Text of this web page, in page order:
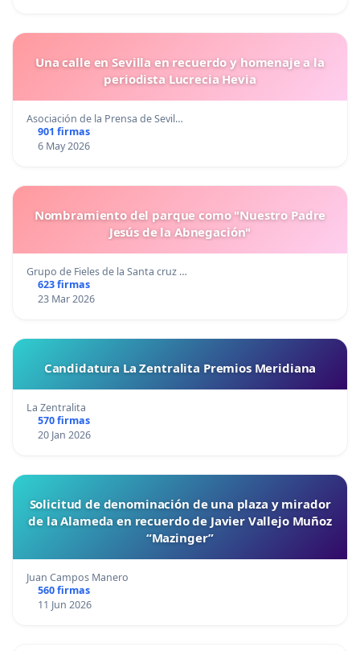
Una calle en Sevilla en recuerdo y homenaje a la
periodista Lucrecia Hevia
Asociación de la Prensa de Sevil…
901 firmas
6 May 2026
Nombramiento del parque como "Nuestro Padre
Jesús de la Abnegación"
Grupo de Fieles de la Santa cruz …
623 firmas
23 Mar 2026
Candidatura La Zentralita Premios Meridiana
La Zentralita
570 firmas
20 Jan 2026
Solicitud de denominación de una plaza y mirador
de la Alameda en recuerdo de Javier Vallejo Muñoz
“Mazinger”
Juan Campos Manero
560 firmas
11 Jun 2026